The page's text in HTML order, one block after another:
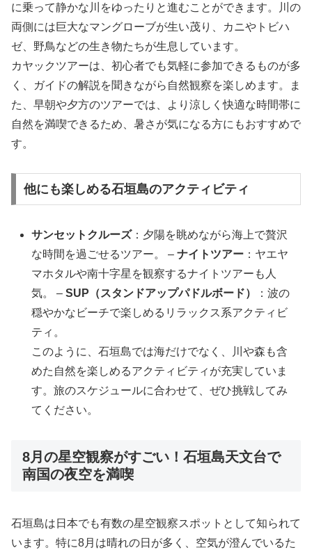
に乗って静かな川をゆったりと進むことができます。川の
両側には巨大なマングローブが生い茂り、カニやトビハ
ゼ、野鳥などの生き物たちが生息しています。
カヤックツアーは、初心者でも気軽に参加できるものが多
く、ガイドの解説を聞きながら自然観察を楽しめます。ま
た、早朝や夕方のツアーでは、より涼しく快適な時間帯に
自然を満喫できるため、暑さが気になる方にもおすすめで
す。
他にも楽しめる石垣島のアクティビティ
サンセットクルーズ：夕陽を眺めながら海上で贅沢
な時間を過ごせるツアー。 –ナイトツアー ：ヤエヤ
マホタルや南十字星を観察するナイトツアーも人
気。 –SUP（スタンドアップパドルボード）
：波の
穏やかなビーチで楽しめるリラックス系アクティビ
ティ。
このように、石垣島では海だけでなく、川や森も含
めた自然を楽しめるアクティビティが充実していま
す。旅のスケジュールに合わせて、ぜひ挑戦してみ
てください。
8月の星空観察がすごい！石垣島天文台で
南国の夜空を満喫
石垣島は日本でも有数の星空観察スポットとして知られて
います。特に8月は晴れの日が多く、空気が澄んでいるた